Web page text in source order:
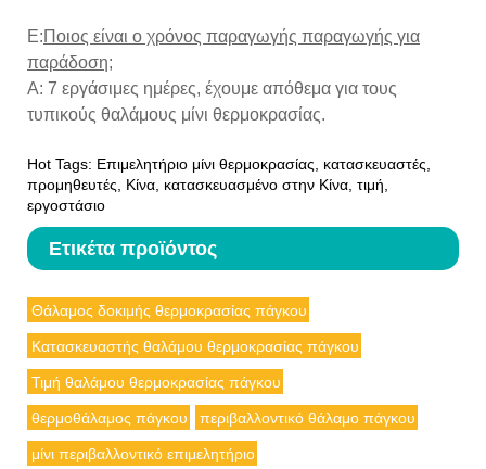
Ε:Ποιος είναι ο χρόνος παραγωγής παραγωγής για
παράδοση;
Α: 7 εργάσιμες ημέρες, έχουμε απόθεμα για τους
τυπικούς θαλάμους μίνι θερμοκρασίας.
Hot Tags: Επιμελητήριο μίνι θερμοκρασίας, κατασκευαστές,
προμηθευτές, Κίνα, κατασκευασμένο στην Κίνα, τιμή,
εργοστάσιο
Ετικέτα προϊόντος
Θάλαμος δοκιμής θερμοκρασίας πάγκου
Κατασκευαστής θαλάμου θερμοκρασίας πάγκου
Τιμή θαλάμου θερμοκρασίας πάγκου
θερμοθάλαμος πάγκου περιβαλλοντικό θάλαμο πάγκου
μίνι περιβαλλοντικό επιμελητήριο